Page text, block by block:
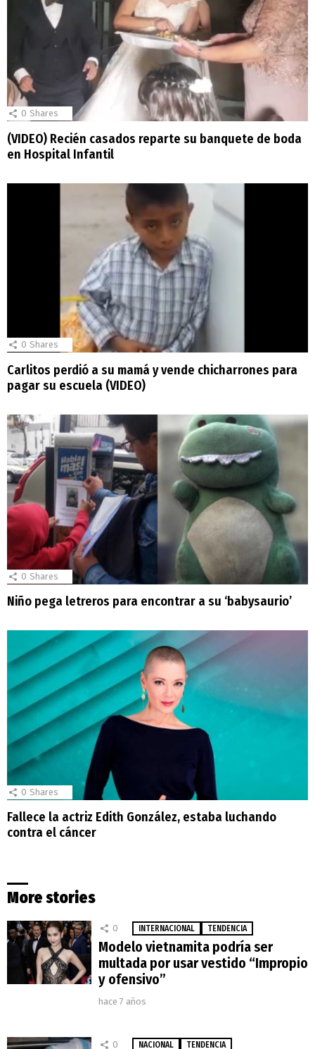
0 Shares
(VIDEO) Recién casados reparte su banquete de boda
en Hospital Infantil
0 Shares
Carlitos perdió a su mamá y vende chicharrones para
pagar su escuela (VIDEO)
0 Shares
Niño pega letreros para encontrar a su ‘babysaurio’
0 Shares
Fallece la actriz Edith González, estaba luchando
contra el cáncer
More stories
0 INTERNACIONAL TENDENCIA
Modelo vietnamita podría ser
multada por usar vestido “Impropio
y ofensivo”
hace 7 años
0 NACIONAL TENDENCIA